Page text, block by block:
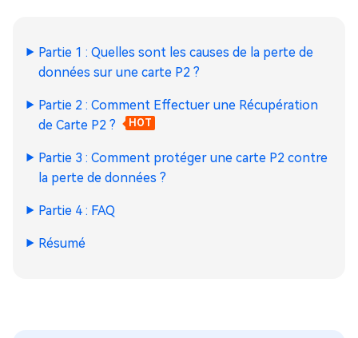
Partie 1 : Quelles sont les causes de la perte de
données sur une carte P2 ?
Partie 2 : Comment Effectuer une Récupération
de Carte P2 ?
HOT
Partie 3 : Comment protéger une carte P2 contre
la perte de données ?
Partie 4 : FAQ
Résumé